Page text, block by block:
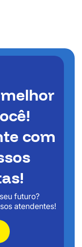
com
futuro?
atendentes!